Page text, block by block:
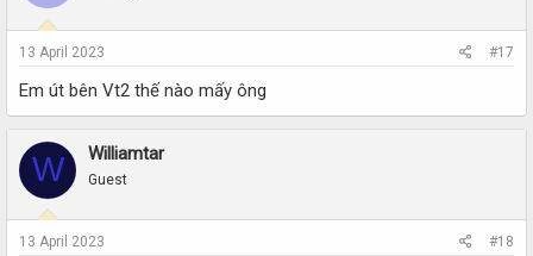
13 April 2023 #17
Em út bên Vt2 thế nào mấy ông
W Williamtar
Guest
13 April 2023 #18